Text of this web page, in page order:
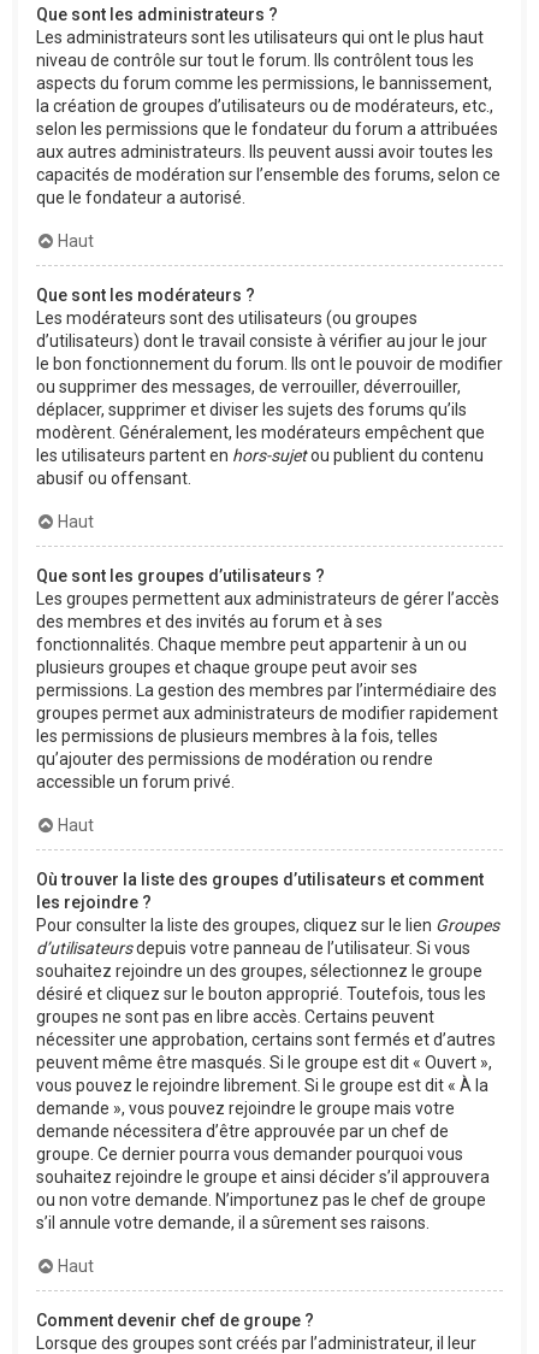
Que sont les administrateurs ?
Les administrateurs sont les utilisateurs qui ont le plus haut
niveau de contrôle sur tout le forum. Ils contrôlent tous les
aspects du forum comme les permissions, le bannissement,
la création de groupes d’utilisateurs ou de modérateurs, etc.,
selon les permissions que le fondateur du forum a attribuées
aux autres administrateurs. Ils peuvent aussi avoir toutes les
capacités de modération sur l’ensemble des forums, selon ce
que le fondateur a autorisé.
Haut
Que sont les modérateurs ?
Les modérateurs sont des utilisateurs (ou groupes
d’utilisateurs) dont le travail consiste à vérifier au jour le jour
le bon fonctionnement du forum. Ils ont le pouvoir de modifier
ou supprimer des messages, de verrouiller, déverrouiller,
déplacer, supprimer et diviser les sujets des forums qu’ils
modèrent. Généralement, les modérateurs empêchent que
les utilisateurs partent en hors-sujetou publient du contenu
abusif ou offensant.
Haut
Que sont les groupes d’utilisateurs ?
Les groupes permettent aux administrateurs de gérer l’accès
des membres et des invités au forum et à ses
fonctionnalités. Chaque membre peut appartenir à un ou
plusieurs groupes et chaque groupe peut avoir ses
permissions. La gestion des membres par l’intermédiaire des
groupes permet aux administrateurs de modifier rapidement
les permissions de plusieurs membres à la fois, telles
qu’ajouter des permissions de modération ou rendre
accessible un forum privé.
Haut
Où trouver la liste des groupes d’utilisateurs et comment
les rejoindre ?
Pour consulter la liste des groupes, cliquez sur le lien Groupes
d’utilisateursdepuis votre panneau de l’utilisateur. Si vous
souhaitez rejoindre un des groupes, sélectionnez le groupe
désiré et cliquez sur le bouton approprié. Toutefois, tous les
groupes ne sont pas en libre accès. Certains peuvent
nécessiter une approbation, certains sont fermés et d’autres
peuvent même être masqués. Si le groupe est dit « Ouvert »,
vous pouvez le rejoindre librement. Si le groupe est dit « À la
demande », vous pouvez rejoindre le groupe mais votre
demande nécessitera d’être approuvée par un chef de
groupe. Ce dernier pourra vous demander pourquoi vous
souhaitez rejoindre le groupe et ainsi décider s’il approuvera
ou non votre demande. N’importunez pas le chef de groupe
s’il annule votre demande, il a sûrement ses raisons.
Haut
Comment devenir chef de groupe ?
Lorsque des groupes sont créés par l’administrateur, il leur